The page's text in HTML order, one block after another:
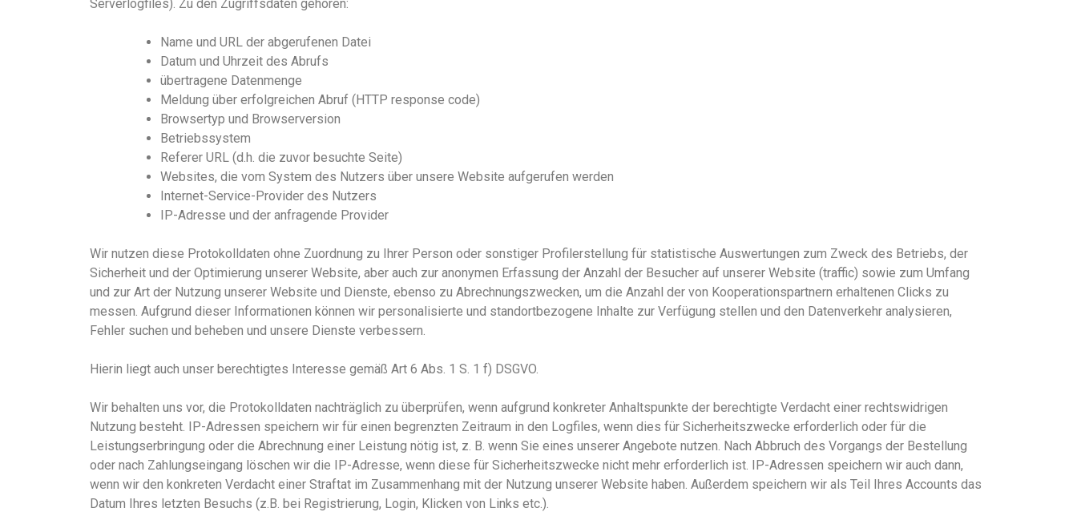
Serverlogfiles). Zu den Zugriffsdaten gehören:
Name und URL der abgerufenen Datei
Datum und Uhrzeit des Abrufs
übertragene Datenmenge
Meldung über erfolgreichen Abruf (HTTP response code)
Browsertyp und Browserversion
Betriebssystem
Referer URL (d.h. die zuvor besuchte Seite)
Websites, die vom System des Nutzers über unsere Website aufgerufen werden
Internet-Service-Provider des Nutzers
IP-Adresse und der anfragende Provider
Wir nutzen diese Protokolldaten ohne Zuordnung zu Ihrer Person oder sonstiger Profilerstellung für statistische Auswertungen zum Zweck des Betriebs, der
Sicherheit und der Optimierung unserer Website, aber auch zur anonymen Erfassung der Anzahl der Besucher auf unserer Website (traffic) sowie zum Umfang
und zur Art der Nutzung unserer Website und Dienste, ebenso zu Abrechnungszwecken, um die Anzahl der von Kooperationspartnern erhaltenen Clicks zu
messen. Aufgrund dieser Informationen können wir personalisierte und standortbezogene Inhalte zur Verfügung stellen und den Datenverkehr analysieren,
Fehler suchen und beheben und unsere Dienste verbessern.
Hierin liegt auch unser berechtigtes Interesse gemäß Art 6 Abs. 1 S. 1 f) DSGVO.
Wir behalten uns vor, die Protokolldaten nachträglich zu überprüfen, wenn aufgrund konkreter Anhaltspunkte der berechtigte Verdacht einer rechtswidrigen
Nutzung besteht. IP-Adressen speichern wir für einen begrenzten Zeitraum in den Logfiles, wenn dies für Sicherheitszwecke erforderlich oder für die
Leistungserbringung oder die Abrechnung einer Leistung nötig ist, z. B. wenn Sie eines unserer Angebote nutzen. Nach Abbruch des Vorgangs der Bestellung
oder nach Zahlungseingang löschen wir die IP-Adresse, wenn diese für Sicherheitszwecke nicht mehr erforderlich ist . IP-Adressen speichern wir auch dann,
wenn wir den konkreten Verdacht einer Straftat im Zusammenhang mit der Nutzung unserer Website haben. Außerdem speichern wir als Teil Ihres Accounts das
Datum Ihres letzten Besuchs (z.B. bei Registrierung, Login, Klicken von Links etc.).